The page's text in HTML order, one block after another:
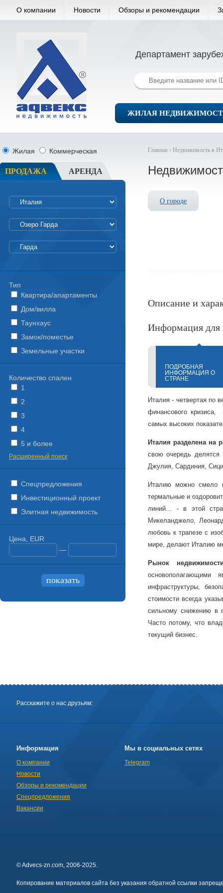
О компании Новости Обзоры и рекомендации
Департамент
ЖИЛАЯ
Главная › Недвижимость в
О городе
Описание и
Информация для
ПОДРОБНАЯ
ИНФОРМАЦИЯ О
СТРАНЕ
Италия - четвертая по
финансового
самых высоких
Италия разделена на
свою очередь делятся
Джулия, Сардиния,
Италию можно смело
термальные и
линий… - в этой
Микеланджело,
любовь к трапезе с
мире, делают Италию
Рынок
основополагающими
инфраструктуры,
стоимости всегда
сильному снижению в
Часто потому, что
текущий бизнес.
Жилая Коммерческая
ПРОДАЖА АРЕНДА
Тип
Квартира/апартаменты
Дом/вилла
Таунхаус
Замок/поместье
Земельные участки
Количество спален
1
2
3
4
5 и более
Расширенный поиск
Спецпредложения
Инвестиционный проект
Элитная недвижимость
Цена, EUR
—
Расскажите о нас друзьям:
Информация
О компании
Новости
Обзоры и рекомендации
Спецпредложения
Вакансии
Мы в социальных сетях
Telegram
© Advecs-zn.com, 2006-2025.
Копирование материалов сайта без указания обратной ссылки